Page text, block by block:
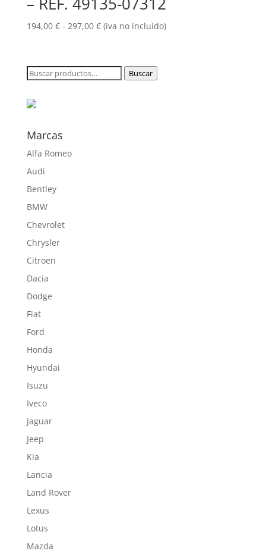
194,00 € - 297,00 €Rango
desde
194,00 €
(iva no incluido)
Buscar
Buscar
Marcas
Alfa Romeo
Audi
Bentley
BMW
Chevrolet
Chrysler
Citroen
Dacia
Dodge
Fiat
Ford
Honda
Hyundai
Isuzu
Iveco
Jaguar
Jeep
Kia
Lancia
Land Rover
Lexus
Lotus
Mazda